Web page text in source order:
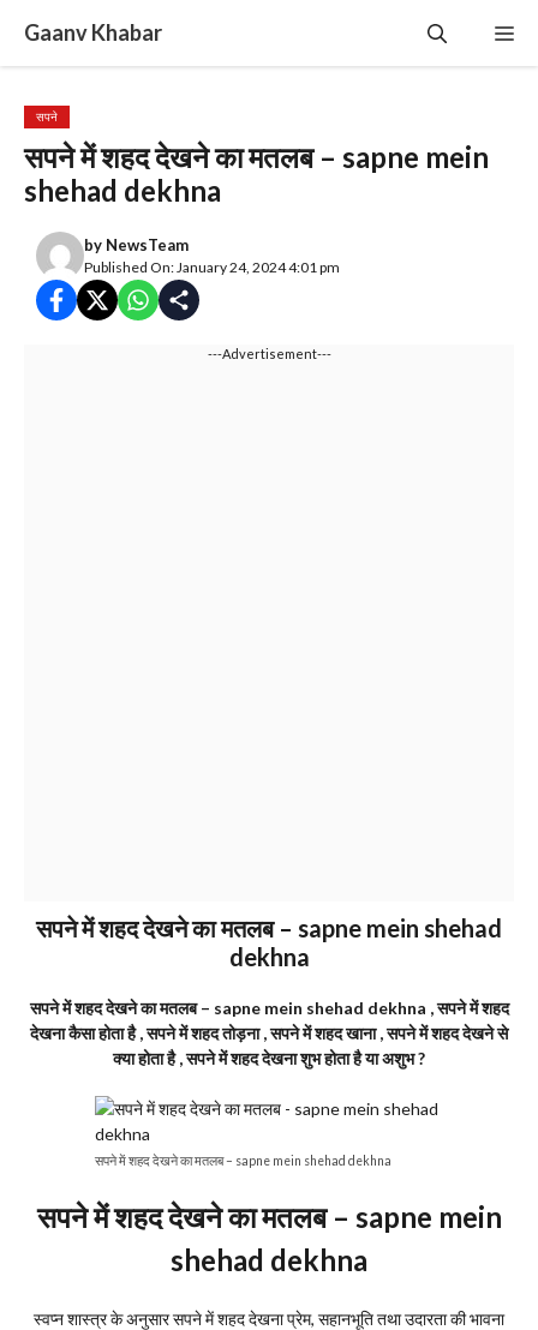
content
Gaanv Khabar
सपने
सपने में शहद देखने का मतलब – sapne mein
shehad dekhna
by NewsTeam
Published On: January 24, 2024 4:01 pm
---Advertisement---
सपने में शहद देखने का मतलब – sapne mein shehad
dekhna
सपने में शहद देखने का मतलब – sapne mein shehad dekhna , सपने में शहद
देखना कैसा होता है , सपने में शहद तोड़ना , सपने में शहद खाना , सपने में शहद देखने से
क्या होता है , सपने में शहद देखना शुभ होता है या अशुभ ?
सपने में शहद देखने का मतलब – sapne mein shehad dekhna
सपने में शहद देखने का मतलब – sapne mein
shehad dekhna
स्वप्न शास्त्र के अनुसार सपने में शहद देखना प्रेम, सहानभूति तथा उदारता की भावना